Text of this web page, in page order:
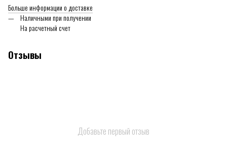
Больше информации о доставке
Наличными при получении
На расчетный счет
Отзывы
Добавьте первый отзыв